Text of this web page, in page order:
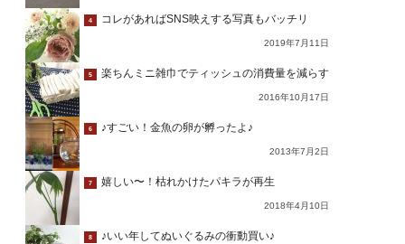
4 コレがあればSNS映えする写真もバッチリ
2019年7月11日
5 楽ちんミニ雑巾でティッシュの消費量を減らす
2016年10月17日
6 ♪すごい！金魚の卵が孵ったよ♪
2013年7月2日
7 嬉しい〜！枯れかけたパキラが再生
2018年4月10日
8 ♪いい年してぬいぐるみの衝動買い♪